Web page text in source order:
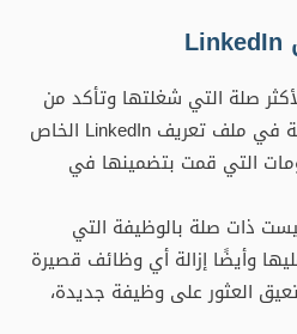
صلة التي شغلتها وتأكد من
أن المعلومات المكتوبة في ملف تعريف LinkedIn الخاص
التي قمت بتضمينها في
ذات صلة بالوظيفة التي
وأيضًا إزالة أي وظائف قصيرة
العثور على وظيفة جديدة،